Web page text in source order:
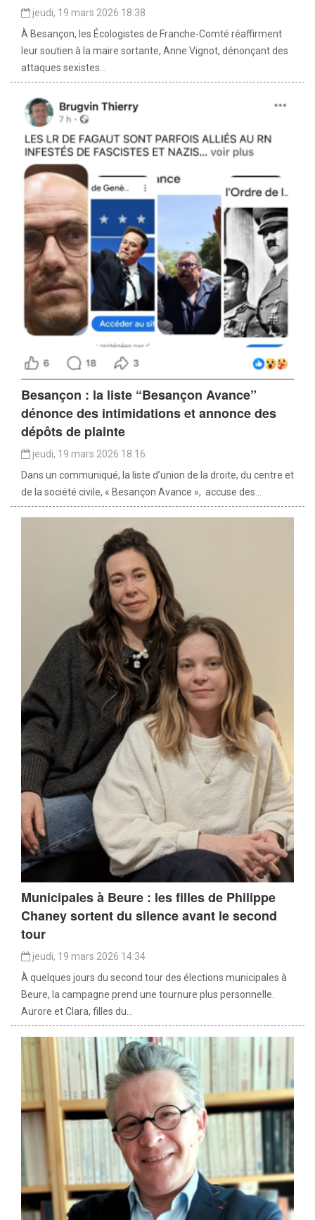
jeudi, 19 mars 2026 18:38
À Besançon, les Écologistes de Franche-Comté réaffirment
leur soutien à la maire sortante, Anne Vignot, dénonçant des
attaques sexistes...
Besançon : la liste “Besançon Avance”
dénonce des intimidations et annonce des
dépôts de plainte
jeudi, 19 mars 2026 18:16
Dans un communiqué, la liste d’union de la droite, du centre et
de la société civile, « Besançon Avance », accuse des...
Municipales à Beure : les filles de Philippe
Chaney sortent du silence avant le second
tour
jeudi, 19 mars 2026 14:34
À quelques jours du second tour des élections municipales à
Beure, la campagne prend une tournure plus personnelle.
Aurore et Clara, filles du...